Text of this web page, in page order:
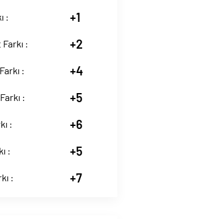
: +1
: +2
: +4
: +5
: +6
: +5
: +7